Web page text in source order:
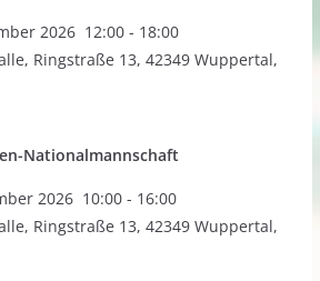
2026 12:00- 18:00
Ringstraße 13, 42349 Wuppertal,
Nationalmannschaft
2026 10:00- 16:00
Ringstraße 13, 42349 Wuppertal,